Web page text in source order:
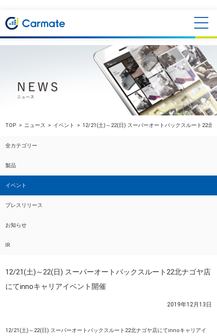
TOP ニュース イベント 12/21(土)～22(日) スーパーオートバックスルート22北
全カテゴリー
製品
イベント
プレスリリース
お知らせ
IR
12/21(土)～22(日) スーパーオートバックスルート22北ナゴヤ店
にてinnoキャリアイベント開催
2019年12月13日
12/21(土)～22(日) スーパーオートバックスルート22北ナゴヤ店にてinnoキャリアイ